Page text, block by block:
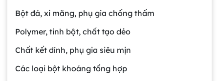
Bột đá, xi măng, phụ gia chống thấm
Polymer, tinh bột, chất tạo dẻo
Chất kết dính, phụ gia siêu mịn
Các loại bột khoáng tổng hợp